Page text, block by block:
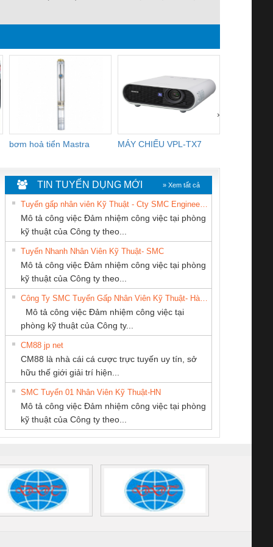
bơm hoả tiển Mastra MÁY CHIẾU VPL-TX7
›
Le An Toàn
Contact
– PSR-
SCP-
FSP/2X1/1X2
sát chuỗi
tấm pin
16I+
(2502520000)
Bộ giám sát chuỗi
tấm pin
TRANSCLINIC 16I+
1K5 L (2433950000)
Bộ giám sát dòng
TRANSCLINIC 16I+
(2008130000)
điện TRANSCLINIC
BKE 1K5.4
(7791400879)2. Giá
Nẹp nhôm chống
trơn Đà Nẵng
Cty TNHH TM QC
Ba Miền
CÔNG TY TNHH
THƯƠNG MẠI
THIÊN ÂN VIỆT
NAM
Công ty TNHH
Ba Miền
Công Ty TNHH
Thiết Bị Điện Nam
Quốc Thịnh
THIẾT BỊ CÔNG
NGHIỆP NIHON
SETSUBI VIỆT
NAM
ĐỘNG TIẾN
TIN TUYỂN DỤNG MỚI » Xem tất cả
Mô tả công việc Đảm nhiệm công việc tại phòng
kỹ thuật của Công ty theo...
Tuyển Nhanh Nhân Viên Kỹ Thuật- SMC
Mô tả công việc Đảm nhiệm công việc tại phòng
kỹ thuật của Công ty theo...
Mô tả công việc Đảm nhiệm công việc tại
phòng kỹ thuật của Công ty...
CM88 jp net
CM88 là nhà cái cá cược trực tuyến uy tín, sở
hữu thế giới giải trí hiện...
SMC Tuyển 01 Nhân Viên Kỹ Thuật-HN
Mô tả công việc Đảm nhiệm công việc tại phòng
kỹ thuật của Công ty theo...